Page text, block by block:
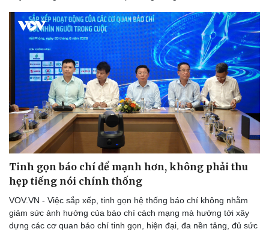
Doanh nghiệp
Thông tin doanh nghiệp
Doanh nghiệp 24h
Doanh nhân
Vì cộng đồng
Công nghệ
Sành điệu
Tin Công nghệ
Trải nghiệm
Chuyển đổi số
Tinh gọn báo chí để mạnh hơn, không phải thu
hẹp tiếng nói chính thống
VOV.VN - Việc sắp xếp, tinh gọn hệ thống báo chí không nhằm
giảm sức ảnh hưởng của báo chí cách mạng mà hướng tới xây
dựng các cơ quan báo chí tinh gọn, hiện đại, đa nền tảng, đủ sức